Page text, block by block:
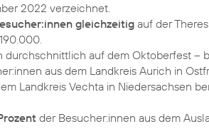
gleichzeitig auf der
durchschnittlich auf dem Oktoberfest –
aus dem Landkreis Aurich in
Landkreis Vechta in Niedersachsen
der Besucher:innen aus dem